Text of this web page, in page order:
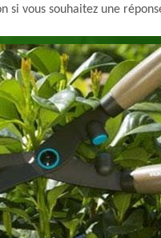
si vous souhaitez une